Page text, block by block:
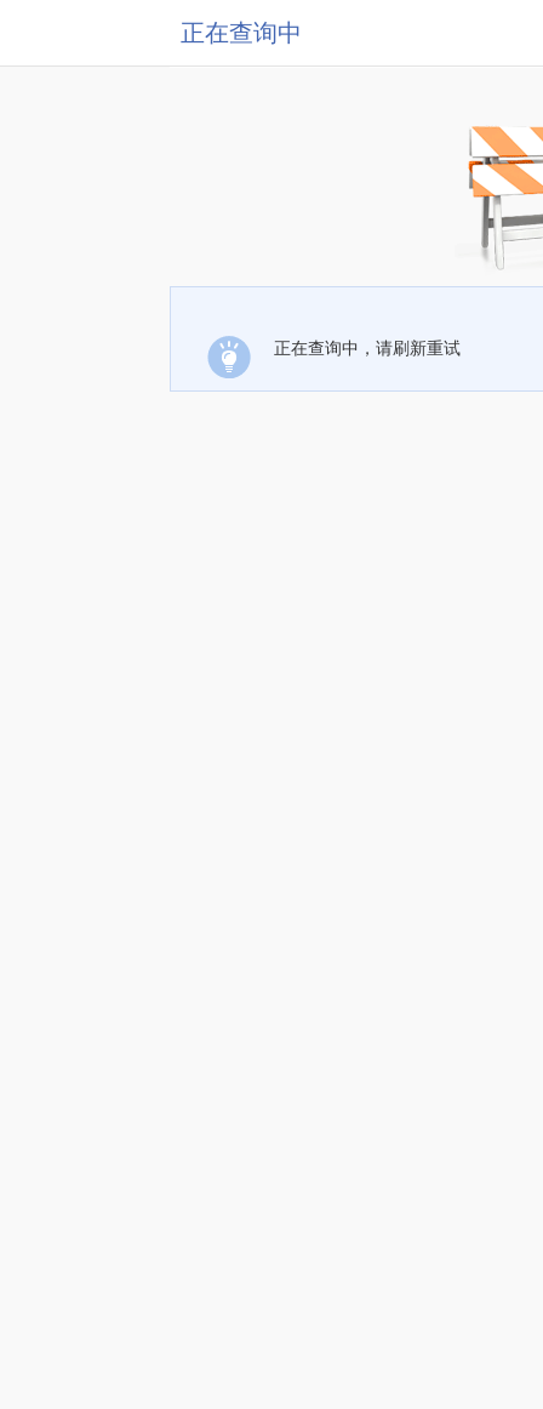
正在查询中
正在查询中，请刷新重试